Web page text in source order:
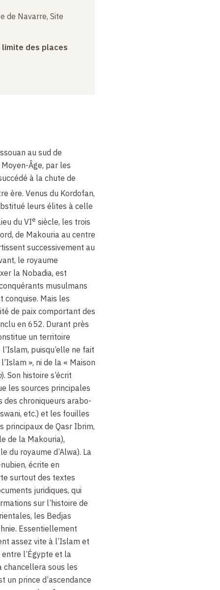
de Navarre, Site
limite des places
au sud de
Âge, par les
à la chute de
ère. Venus du Kordofan,
leurs élites à celle
du VIe siècle, les trois
de Makouria au centre
successivement au
le royaume
la Nobadia, est
musulmans
conquise. Mais les
de paix comportant des
en 652. Durant près
un territoire
puisqu’elle ne fait
», ni de la « Maison
). Son histoire s’écrit
les sources principales
des chroniqueurs arabo-
etc.) et les fouilles
principaux de Qasr Ibrim,
de la Makouria),
du royaume d’Alwa). La
écrite en
surtout des textes
juridiques, qui
sur l’histoire de
les Bedjas
Essentiellement
assez vite à l’Islam et
l’Égypte et la
chancellera sous les
un prince d’ascendance